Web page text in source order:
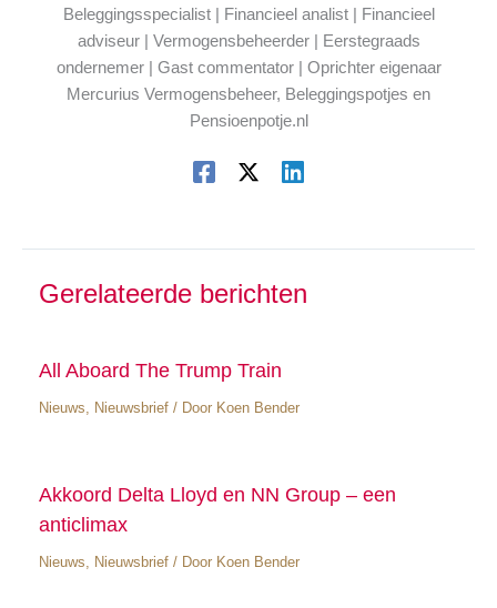
Beleggingsspecialist | Financieel analist | Financieel
adviseur | Vermogensbeheerder | Eerstegraads
ondernemer | Gast commentator | Oprichter eigenaar
Mercurius Vermogensbeheer, Beleggingspotjes en
Pensioenpotje.nl
Gerelateerde berichten
All Aboard The Trump Train
Nieuws, Nieuwsbrief/ Door Koen Bender
Akkoord Delta Lloyd en NN Group – een
anticlimax
Nieuws, Nieuwsbrief/ Door Koen Bender